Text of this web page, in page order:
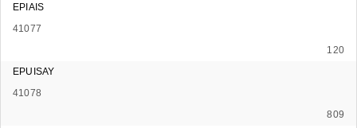
EPIAIS
41077
120
EPUISAY
41078
809